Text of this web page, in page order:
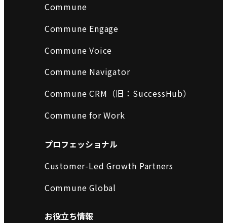
Commune
Commune Engage
Commune Voice
Commune Navigator
Commune CRM（旧：SuccessHub）
Commune for Work
プロフェッショナル
Customer-Led Growth Partners
Commune Global
お役立ち情報